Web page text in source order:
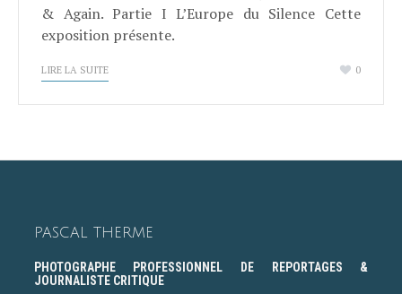
& Again. Partie I L’Europe du Silence Cette
exposition présente.
LIRE LA SUITE 0
PASCAL THERME
PHOTOGRAPHE PROFESSIONNEL DE REPORTAGES &
JOURNALISTE CRITIQUE